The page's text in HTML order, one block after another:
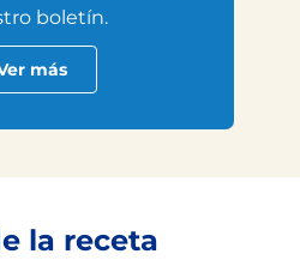
boletín.
más
la receta